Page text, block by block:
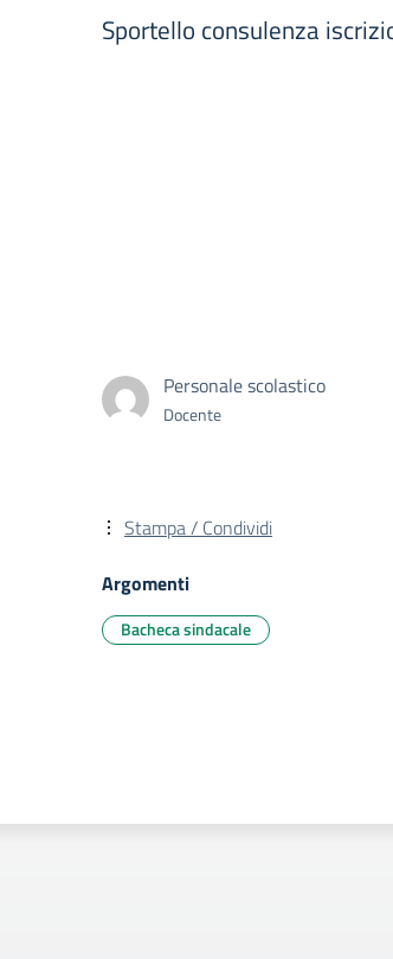
Sportello consulenza
Personale scolastico
Docente
Stampa / Condividi
Argomenti
Bacheca sindacale